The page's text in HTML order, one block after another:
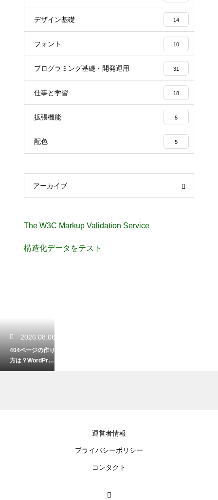
デザイン基礎 14
フォント 10
プログラミング基礎・開発運用 31
仕事と学習 18
拡張機能 5
配色 5
アーカイブ
The W3C Markup Validation Service
構造化データをテスト
2026.08.06
404ページの作り
方は？WordPres
sでエラーページ
運営者情報
プライバシーポリシー
コンタクト